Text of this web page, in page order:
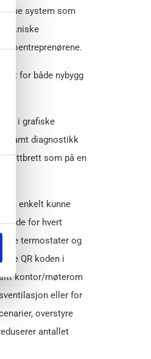
system som
tekniske
for både nybygg
i grafiske
samt diagnostikk
nettbrett som på en
å enkelt kunne
kode for hvert
termostater og
QR koden i
kontor/møterom
eller for
overstyre
antallet